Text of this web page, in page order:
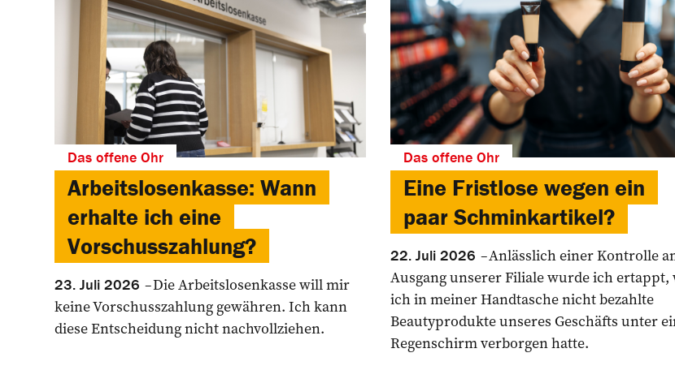
Das offene Ohr
Arbeitslosenkasse: Wann
erhalte ich eine
Vorschusszahlung?
23. Juli 2026
Die Arbeitslosenkasse will mir
keine Vorschusszahlung gewähren. Ich kann
diese Entscheidung nicht nachvollziehen.
Das offene Ohr
Eine Fristlose wegen ein
paar Schminkartikel?
22. Juli 2026
Anlässlich einer Kontrolle
Ausgang unserer Filiale wurde ich ertappt,
ich in meiner Handtasche nicht bezahlte
Beautyprodukte unseres Geschäfts unter
Regenschirm verborgen hatte.